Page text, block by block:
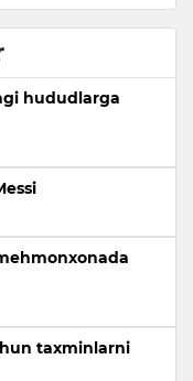
hududlarga
taxminlarni